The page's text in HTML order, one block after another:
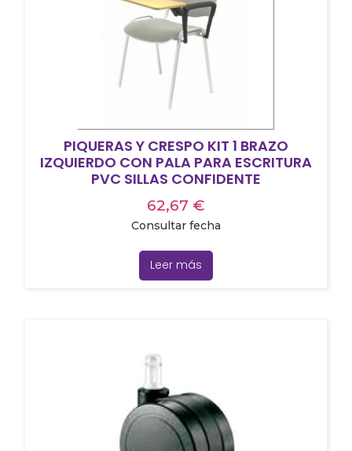
PIQUERAS Y CRESPO KIT 1 BRAZO
IZQUIERDO CON PALA PARA ESCRITURA
PVC SILLAS CONFIDENTE
62,67 €
Consultar fecha
Leer más